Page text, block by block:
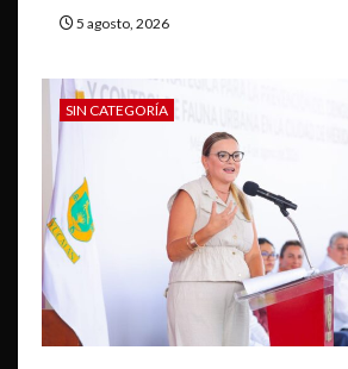
5 agosto, 2026
SIN CATEGORÍA